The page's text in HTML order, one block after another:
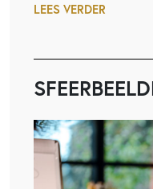
LEES VERDER